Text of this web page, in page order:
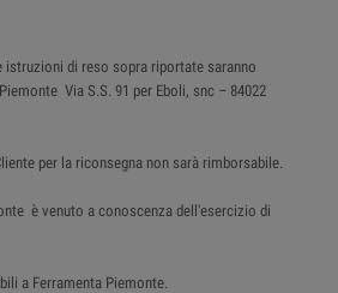
di reso sopra riportate saranno
Via S.S. 91 per Eboli, snc – 84022
per la riconsegna non sarà rimborsabile.
è venuto a conoscenza dell'esercizio di
a Ferramenta Piemonte.